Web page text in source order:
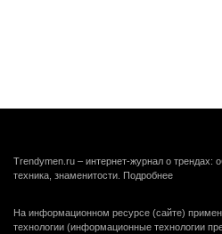
Trendymen.ru – интернет-журнал о трендах:
техника, знаменитости.
Подробнее
На информационном ресурсе (сайте)
технологии (информационные технологии